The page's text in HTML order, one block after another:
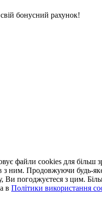
бонусний рахунок!
файли cookies для більш
з ним. Продовжуючи будь-
Ви погоджуєтеся з цим.
в Політики використання